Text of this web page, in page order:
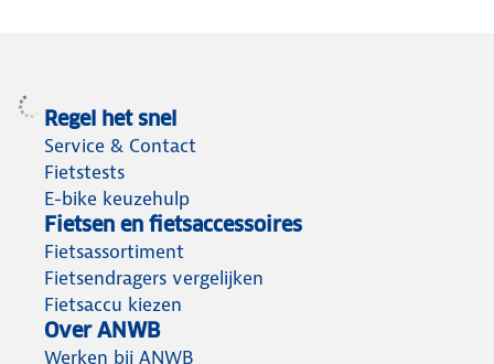
Regel het snel
Service & Contact
Fietstests
E-bike keuzehulp
Fietsen en fietsaccessoires
Fietsassortiment
Fietsendragers vergelijken
Fietsaccu kiezen
Over ANWB
Werken bij ANWB